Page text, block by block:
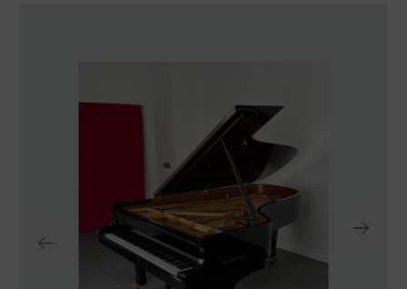
RESTAURACIÓN
NOSOTROS
HISTORIA
EQUIPO
MEDIOS